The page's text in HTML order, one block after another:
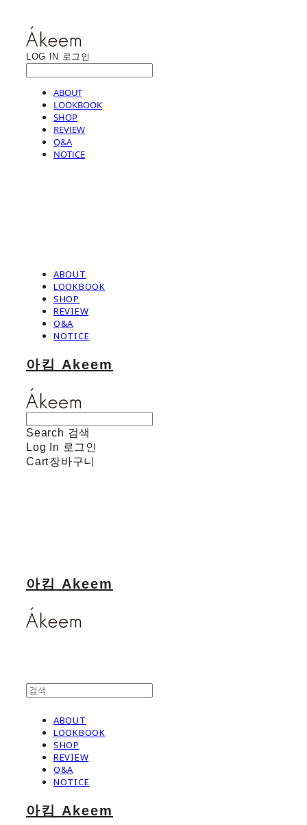
LOG IN 로그인
ABOUT
LOOKBOOK
SHOP
REVIEW
Q&A
NOTICE
ABOUT
LOOKBOOK
SHOP
REVIEW
Q&A
NOTICE
아킴 Akeem
Search 검색
Log In 로그인
Cart장바구니
아킴 Akeem
ABOUT
LOOKBOOK
SHOP
REVIEW
Q&A
NOTICE
아킴 Akeem